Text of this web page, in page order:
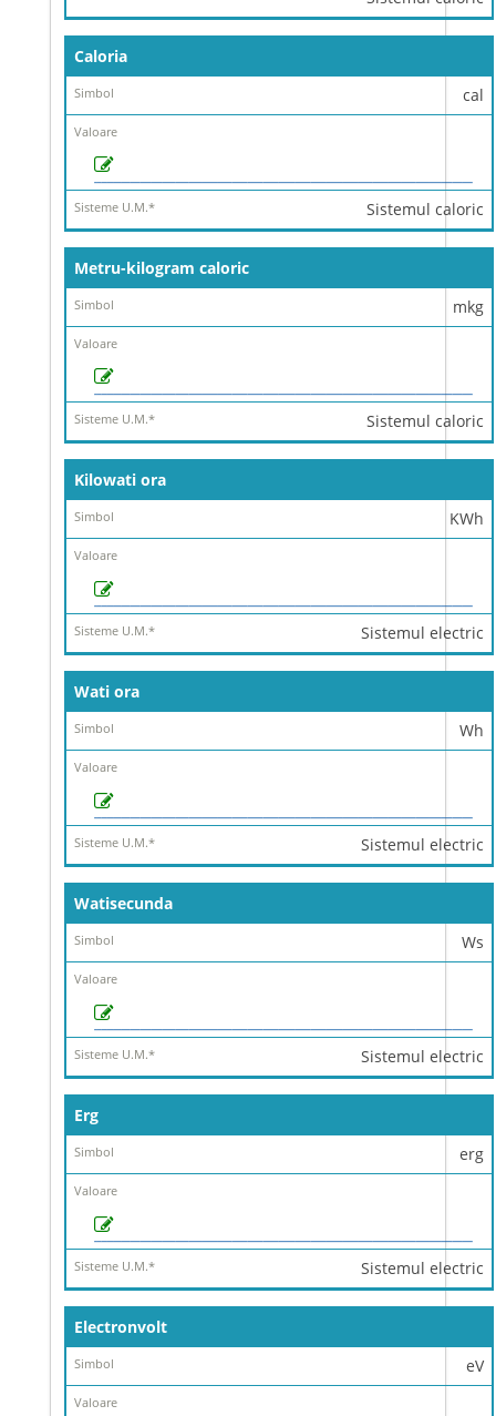
Caloria
cal
Sistemul caloric
Metru-kilogram caloric
mkg
Sistemul caloric
Kilowati ora
KWh
Sistemul electric
Wati ora
Wh
Sistemul electric
Watisecunda
Ws
Sistemul electric
Erg
erg
Sistemul electric
Electronvolt
eV